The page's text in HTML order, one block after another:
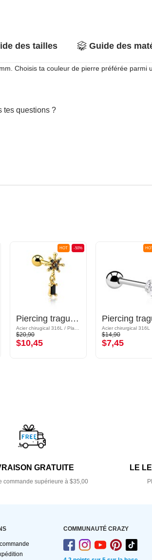
des tailles Guide des
Choisis ta couleur de pierre préférée parmi
tes questions ?
-50%
HOT
Piercing tragus avec pierres en cristal
$20,90
$10,45
Acier chirurgical 316L
$14,90
$7,45
GRATUITE
commande supérieure à $35,00
LE
COMMUNAUTÉ CRAZY